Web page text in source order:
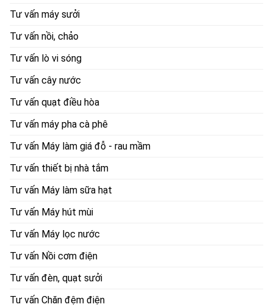
Tư vấn máy sưởi
Tư vấn nồi, chảo
Tư vấn lò vi sóng
Tư vấn cây nước
Tư vấn quạt điều hòa
Tư vấn máy pha cà phê
Tư vấn Máy làm giá đỗ - rau mầm
Tư vấn thiết bị nhà tắm
Tư vấn Máy làm sữa hạt
Tư vấn Máy hút mùi
Tư vấn Máy lọc nước
Tư vấn Nồi cơm điện
Tư vấn đèn, quạt sưởi
Tư vấn Chăn đệm điện